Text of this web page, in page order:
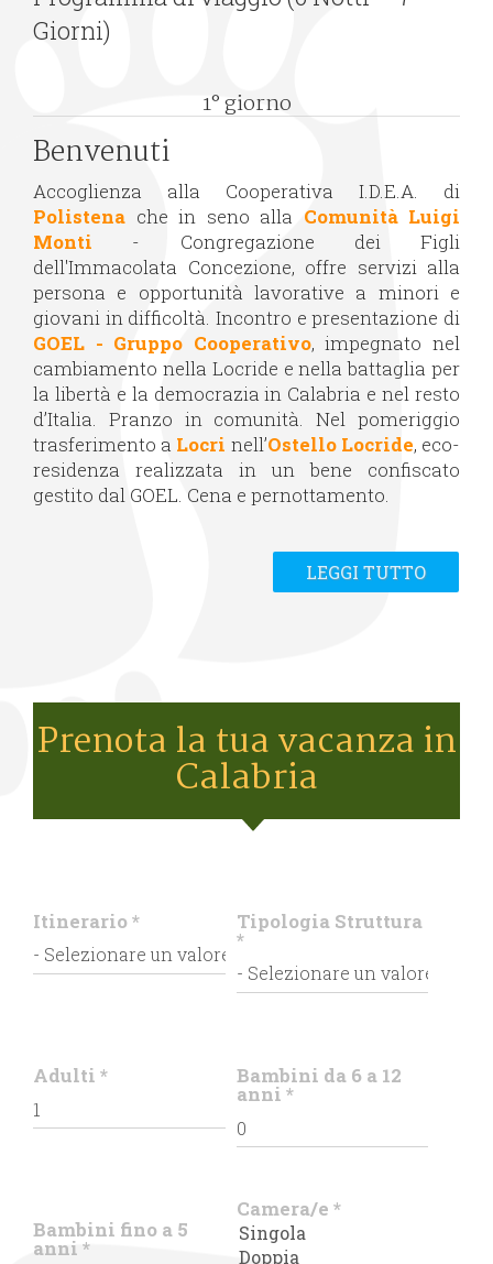
Giorni)
1° giorno
Benvenuti
Accoglienza alla Cooperativa I.D.E.A. di
Polistena che in seno alla Comunità Luigi
Monti - Congregazione dei Figli
dell'Immacolata Concezione, offre servizi alla
persona e opportunità lavorative a minori e
giovani in difficoltà. Incontro e presentazione di
GOEL - Gruppo Cooperativo, impegnato nel
cambiamento nella Locride e nella battaglia per
la libertà e la democrazia in Calabria e nel resto
d’Italia. Pranzo in comunità. Nel pomeriggio
trasferimento a Locri nell’Ostello Locride, eco-
residenza realizzata in un bene confiscato
gestito dal GOEL. Cena e pernottamento.
LEGGI TUTTO
Prenota la tua vacanza in
Calabria
Itinerario* Tipologia Struttura
*
Adulti * Bambini da 6 a 12
anni *
Bambini fino a 5
anni *
Camera/e *